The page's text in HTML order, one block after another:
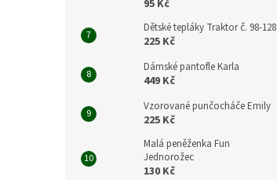
95 Kč
Dětské tepláky Traktor č. 98-128
225 Kč
Dámské pantofle Karla
449 Kč
Vzorované punčocháče Emily
225 Kč
Malá peněženka Fun
Jednorožec
130 Kč